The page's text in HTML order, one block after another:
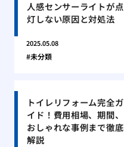
人感センサーライトが点
灯しない原因と対処法
2025.05.08
未分類
トイレリフォーム完全ガ
イド！費用相場、期間、
おしゃれな事例まで徹底
解説